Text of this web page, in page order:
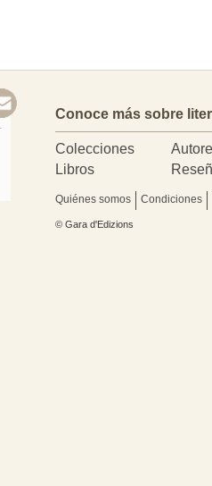
Conoce más sobre
Colecciones
Libros
Quiénes somos Condiciones
© Gara d'Edizions